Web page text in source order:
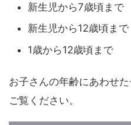
新生児から7歳頃まで
新生児から12歳頃まで
1歳から12歳頃まで
お子さんの年齢にあわせ
ご覧ください。